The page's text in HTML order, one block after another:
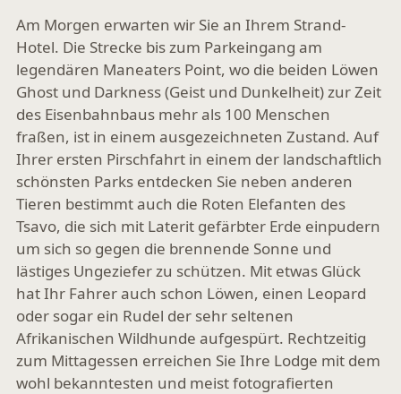
Am Morgen erwarten wir Sie an Ihrem Strand-
Hotel. Die Strecke bis zum Parkeingang am
legendären Maneaters Point, wo die beiden Löwen
Ghost und Darkness (Geist und Dunkelheit) zur Zeit
des Eisenbahnbaus mehr als 100 Menschen
fraßen, ist in einem ausgezeichneten Zustand. Auf
Ihrer ersten Pirschfahrt in einem der landschaftlich
schönsten Parks entdecken Sie neben anderen
Tieren bestimmt auch die Roten Elefanten des
Tsavo, die sich mit Laterit gefärbter Erde einpudern
um sich so gegen die brennende Sonne und
lästiges Ungeziefer zu schützen. Mit etwas Glück
hat Ihr Fahrer auch schon Löwen, einen Leopard
oder sogar ein Rudel der sehr seltenen
Afrikanischen Wildhunde aufgespürt. Rechtzeitig
zum Mittagessen erreichen Sie Ihre Lodge mit dem
wohl bekanntesten und meist fotografierten